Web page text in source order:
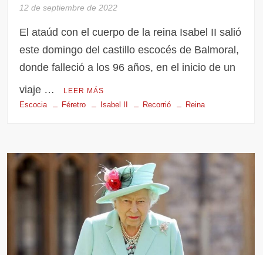
12 de septiembre de 2022
El ataúd con el cuerpo de la reina Isabel II salió
este domingo del castillo escocés de Balmoral,
donde falleció a los 96 años, en el inicio de un
viaje …
LEER MÁS
Escocia Féretro Isabel II Recorrió Reina